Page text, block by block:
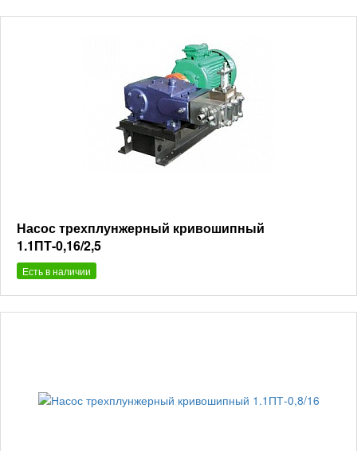
Насос трехплунжерный кривошипный
1.1ПТ-0,16/2,5
Есть в наличии